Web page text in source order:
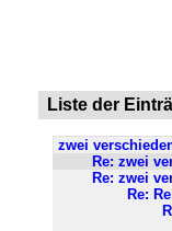
Liste der
zwei
Re: zwei
Re: zwei
Re: